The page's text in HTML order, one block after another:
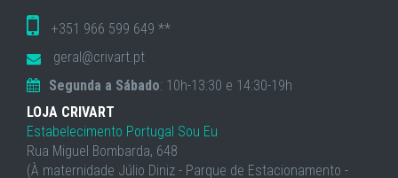
+351 966 599 649 **
geral@crivart.pt
Segunda a Sábado: 10h-13:30 e 14:30-19h
LOJA CRIVART
Estabelecimento Portugal Sou Eu
Rua Miguel Bombarda, 648
(À maternidade Júlio Diniz - Parque de Estacionamento -